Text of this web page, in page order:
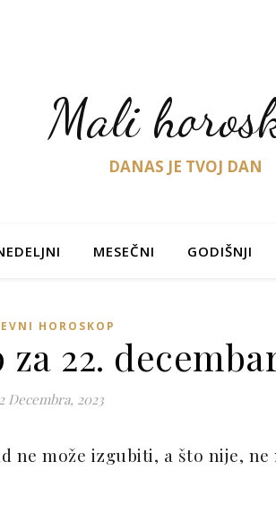
Mali
DANAS JE TVOJ DAN
MESEČNI GODIŠNJI
HOROSKOP
22.
Decembra, 2023
ne može izgubiti, a što nije, ne